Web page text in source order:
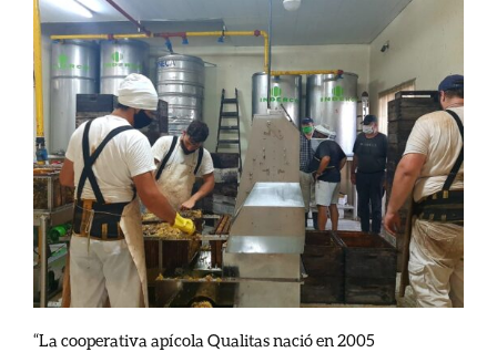
“La cooperativa apícola Qualitas nació en 2005